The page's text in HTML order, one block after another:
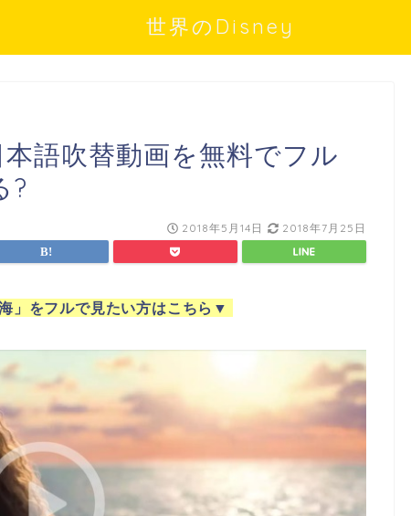
世界のDisney
語吹替動画を無料でフル
?
2018年5月14日 2018年7月25日
」をフルで見たい方はこちら ▼